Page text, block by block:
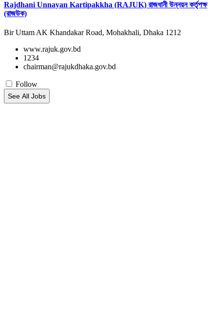
Rajdhani Unnayan Kartipakkha (RAJUK) রাজধানী উন্নয়ন কর্তৃপক্ষ
(রাজউক)
Bir Uttam AK Khandakar Road, Mohakhali, Dhaka 1212
www.rajuk.gov.bd
1234
chairman@rajukdhaka.gov.bd
Follow
See All Jobs